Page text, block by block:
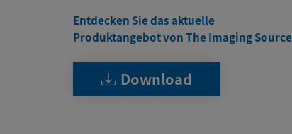
Entdecken Sie das aktuelle
Produktangebot von The Imaging Source
Download